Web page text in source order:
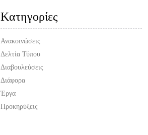
Kατηγορίες
Ανακοινώσεις
Δελτία Τύπου
Διαβουλεύσεις
Διάφορα
Έργα
Προκηρύξεις